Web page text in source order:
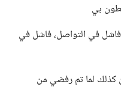
بي
في التواصل، فاشل في
كذلك لما تم رفضي من